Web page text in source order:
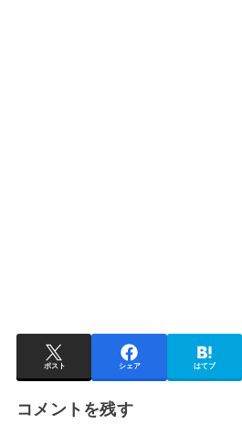
ポスト シェア はてブ
コメントを残す